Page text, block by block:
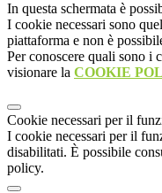
In questa schermata è
I cookie necessari sono
piattaforma e non è
Per conoscere quali sono i
visionare la COOKIE
Cookie necessari per il
I cookie necessari per il
disabilitati. È possibile
policy.